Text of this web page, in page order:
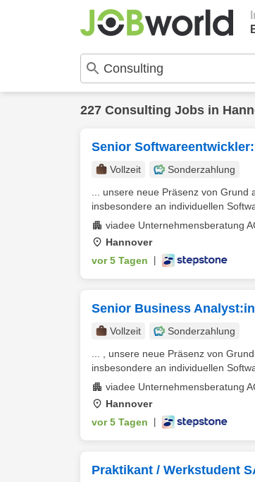
227 Consulting Jobs in
Senior
Vollzeit
Sonderzahlung
... unsere neue Präsenz von
insbesondere an individuellen
viadee Unternehmensberatung
Hannover
vor 5 Tagen
Senior Business
Vollzeit
Sonderzahlung
... , unsere neue Präsenz von
insbesondere an individuellen
viadee Unternehmensberatung
Hannover
vor 5 Tagen
Praktikant / Werkstudent